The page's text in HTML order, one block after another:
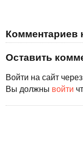
Комментариев
Оставить
Войти на сайт
Вы должны войти